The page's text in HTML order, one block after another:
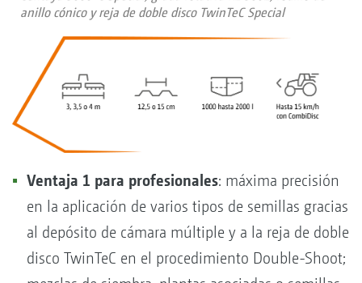
anillo cónico y reja de doble disco TwinTeC Special
Ventaja 1 para profesionales: máxima precisión
en la aplicación de varios tipos de semillas gracias
al depósito de cámara múltiple y a la reja de doble
disco TwinTeC en el procedimiento Double-Shoot;